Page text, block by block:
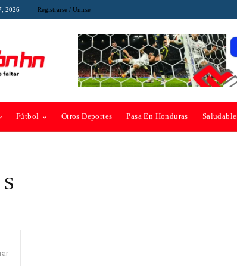
2026 Registrarse / Unirse
Fútbol Otros Deportes Pasa En Honduras Saludable